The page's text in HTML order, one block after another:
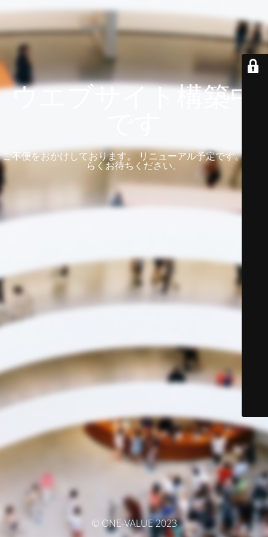
ウエブサイト構築中
ご不便をおかけしております。 リニューアル予定です。 しば
らくお待ちください。
© ONE-VALUE 2023